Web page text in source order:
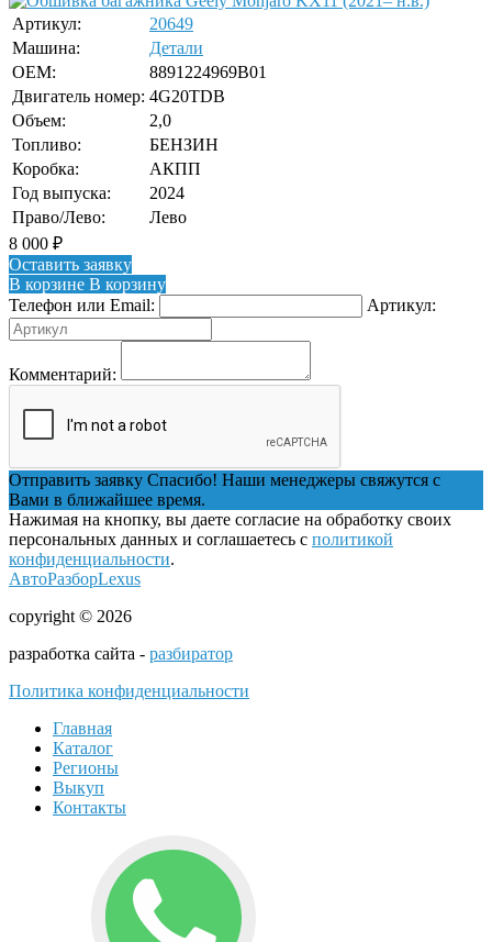
Артикул:
20649
Машина:
Детали
OEM:
8891224969B01
Двигатель номер: 4G20TDB
Объем:
2,0
Топливо:
БЕНЗИН
Коробка:
АКПП
Год выпуска:
2024
Право/Лево:
Лево
8 000 ₽
Оставить заявку
В корзине В корзину
Телефон или Email:
Артикул:
Комментарий:
Отправить заявку Спасибо! Наши менеджеры свяжутся с
Вами в ближайшее время.
Нажимая на кнопку, вы даете согласие на обработку своих
персональных данных и соглашаетесь с политикой
конфиденциальности.
АвтоРазборLexus
copyright © 2026
разработка сайта - разбиратор
Политика конфиденциальности
Главная
Каталог
Регионы
Выкуп
Контакты